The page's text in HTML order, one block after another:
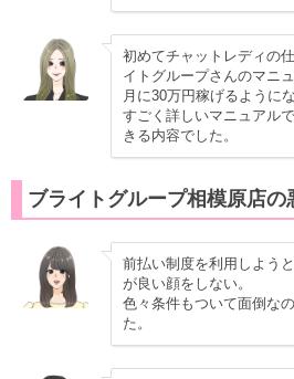
初めてチャットレディの
イトグループさんのマニ
月に30万円稼げるように
すごく詳しいマニュアル
きる内容でした。
ブライトグループ相模原店の
前払い制度を利用しよう
が良い顔をしない。
色々条件もついて面倒な
た。